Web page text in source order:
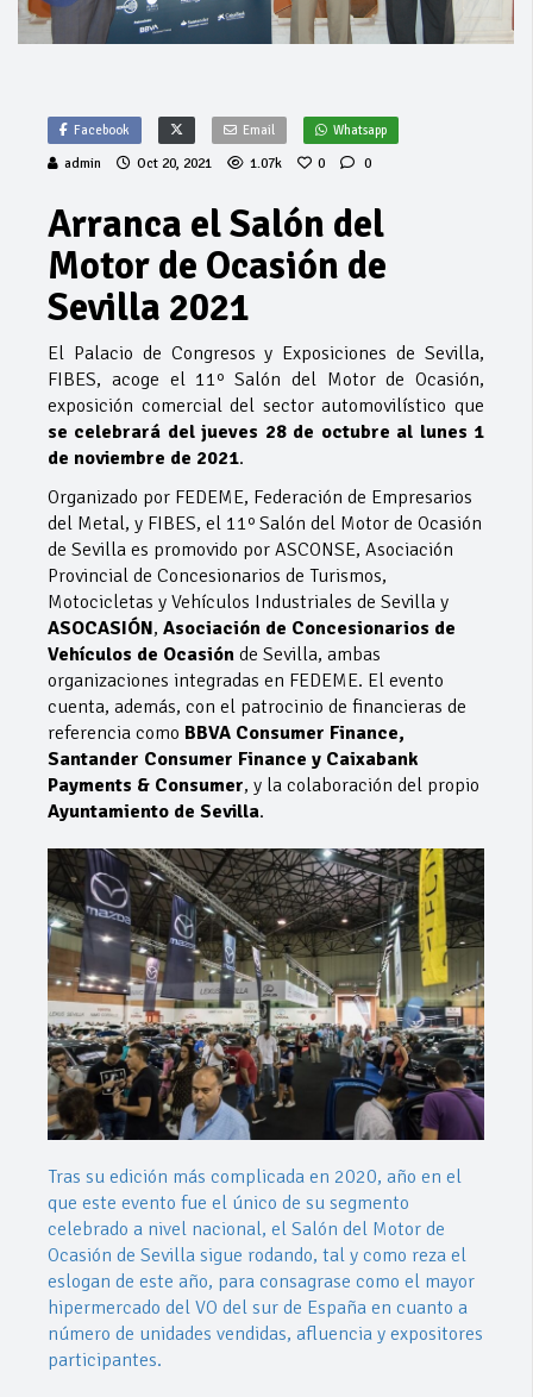
Facebook Email Whatsapp
admin Oct 20, 2021 1.07k 0 0
Arranca el Salón del
Motor de Ocasión de
Sevilla 2021
El Palacio de Congresos y Exposiciones de Sevilla,
FIBES, acoge el 11º Salón del Motor de Ocasión,
exposición comercial del sector automovilístico que
se celebrará del jueves 28 de octubre al lunes 1
de noviembre de 2021.
Organizado por FEDEME, Federación de Empresarios
del Metal, y FIBES, el 11º Salón del Motor de Ocasión
de Sevilla es promovido por ASCONSE, Asociación
Provincial de Concesionarios de Turismos,
Motocicletas y Vehículos Industriales de Sevilla y
ASOCASIÓN, Asociación de Concesionarios de
Vehículos de Ocasión de Sevilla, ambas
organizaciones integradas en FEDEME. El evento
cuenta, además, con el patrocinio de financieras de
referencia como BBVA Consumer Finance,
Santander Consumer Finance y Caixabank
Payments & Consumer, y la colaboración del propio
Ayuntamiento de Sevilla.
Tras su edición más complicada en 2020, año en el
que este evento fue el único de su segmento
celebrado a nivel nacional, el Salón del Motor de
Ocasión de Sevilla sigue rodando, tal y como reza el
eslogan de este año, para consagrase como el mayor
hipermercado del VO del sur de España en cuanto a
número de unidades vendidas, afluencia y expositores
participantes.